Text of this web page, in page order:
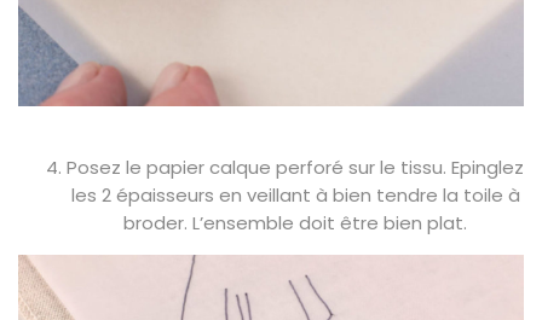
Posez le papier calque perforé sur le tissu. Epinglez
les 2 épaisseurs en veillant à bien tendre la toile à
broder. L’ensemble doit être bien plat.